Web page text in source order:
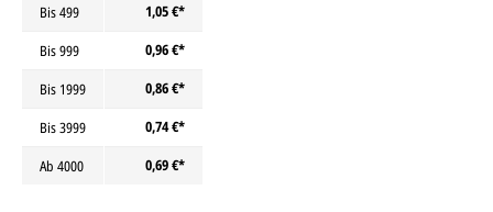
Bis499
1,05 €*
Bis999
0,96 €*
Bis 1999
0,86 €*
Bis3999
0,74 €*
Ab 4000 0,69 €*